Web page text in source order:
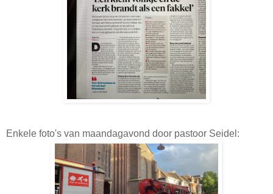
Enkele foto's van maandagavond door pastoor Seidel: